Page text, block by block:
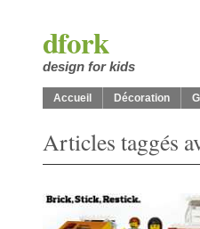
dfork
design for kids
Accueil Décoration
Articles taggés